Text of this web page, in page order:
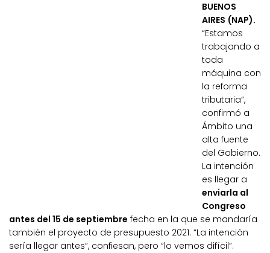
BUENOS
AIRES (NAP).
“Estamos
trabajando a
toda
máquina con
la reforma
tributaria”,
confirmó a
Ámbito una
alta fuente
del Gobierno.
La intención
es llegar a
enviarla al
Congreso
antes del 15 de septiembre fecha en la que se mandaría
también el proyecto de presupuesto 2021. “La intención
sería llegar antes”, confiesan, pero “lo vemos difícil”.